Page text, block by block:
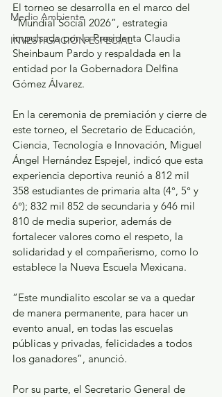
Medio Ambiente
INVESTIGACIÓN ESPECIAL
El torneo se desarrolla en el marco del
“Mundial Social 2026”, estrategia
impulsada por la Presidenta Claudia
Sheinbaum Pardo y respaldada en la
entidad por la Gobernadora Delfina
Gómez Álvarez.
En la ceremonia de premiación y cierre de
este torneo, el Secretario de Educación,
Ciencia, Tecnología e Innovación, Miguel
Ángel Hernández Espejel, indicó que esta
experiencia deportiva reunió a 812 mil
358 estudiantes de primaria alta (4°, 5° y
6°); 832 mil 852 de secundaria y 646 mil
810 de media superior, además de
fortalecer valores como el respeto, la
solidaridad y el compañerismo, como lo
establece la Nueva Escuela Mexicana.
“Este mundialito escolar se va a quedar
de manera permanente, para hacer un
evento anual, en todas las escuelas
públicas y privadas, felicidades a todos
los ganadores”, anunció.
Por su parte, el Secretario General de